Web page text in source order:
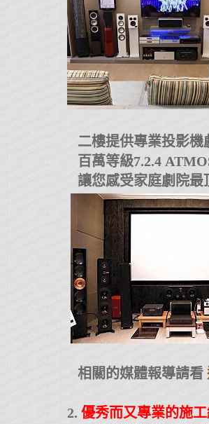
二樓提供專業投影機
百萬等級7.2.4
讓您感受家庭劇院最
相關的媒體報導請看
2. 優秀而又專業的施